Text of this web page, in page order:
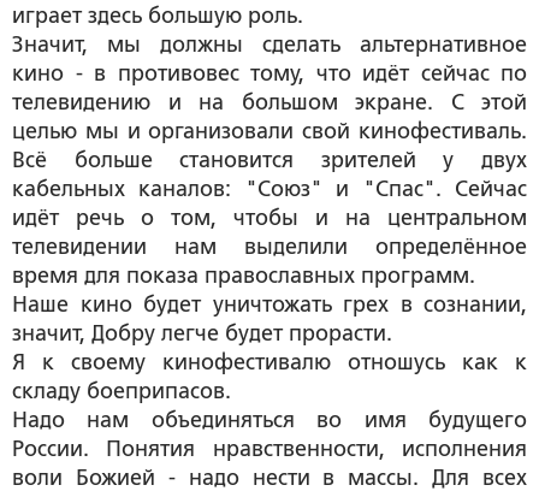
играет здесь большую роль.
Значит, мы должны сделать альтернативное
кино - в противовес тому, что идёт сейчас по
телевидению и на большом экране. С этой
целью мы и организовали свой кинофестиваль.
Всё больше становится зрителей у двух
кабельных каналов: "Союз" и "Спас". Сейчас
идёт речь о том, чтобы и на центральном
телевидении нам выделили определённое
время для показа православных программ.
Наше кино будет уничтожать грех в сознании,
значит, Добру легче будет прорасти.
Я к своему кинофестивалю отношусь как к
складу боеприпасов.
Надо нам объединяться во имя будущего
России. Понятия нравственности, исполнения
воли Божией - надо нести в массы. Для всех